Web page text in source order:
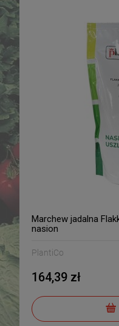
Marchew jadalna
nasion
PlantiCo
164,39 zł